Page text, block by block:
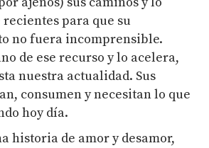
para que su
no fuera incomprensible.
de ese recurso y lo acelera,
nuestra actualidad. Sus
consumen y necesitan lo que
hoy día.
historia de amor y desamor,